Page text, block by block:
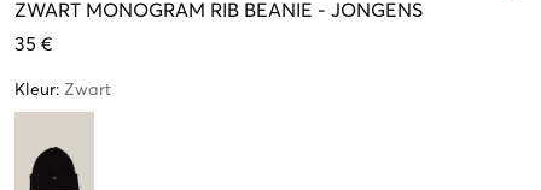
ZWART MONOGRAM RIB BEANIE - JONGENS
35 €
Kleur: Zwart